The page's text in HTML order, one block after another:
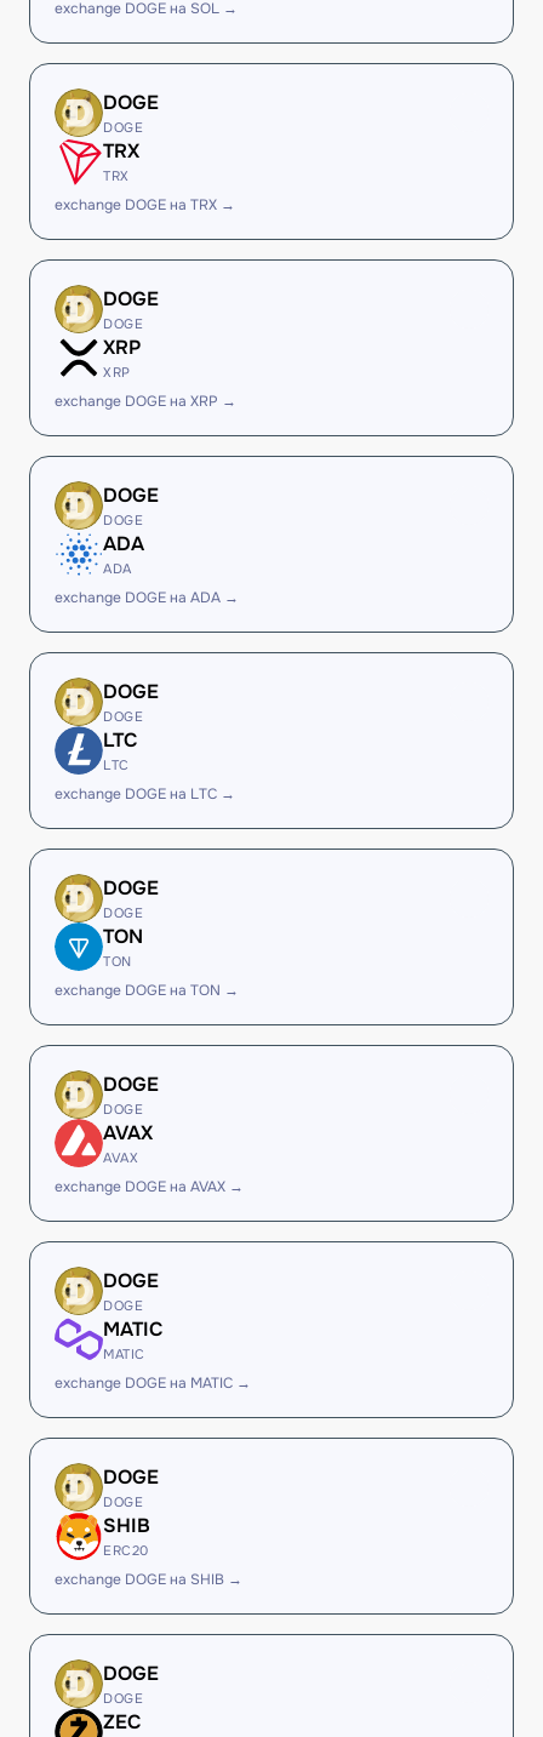
exchange DOGE на SOL →
DOGE
DOGE
TRX
TRX
exchange DOGE на TRX →
DOGE
DOGE
XRP
XRP
exchange DOGE на XRP →
DOGE
DOGE
ADA
ADA
exchange DOGE на ADA →
DOGE
DOGE
LTC
LTC
exchange DOGE на LTC →
DOGE
DOGE
TON
TON
exchange DOGE на TON →
DOGE
DOGE
AVAX
AVAX
exchange DOGE на AVAX →
DOGE
DOGE
MATIC
MATIC
exchange DOGE на MATIC →
DOGE
DOGE
SHIB
ERC20
exchange DOGE на SHIB →
DOGE
DOGE
ZEC